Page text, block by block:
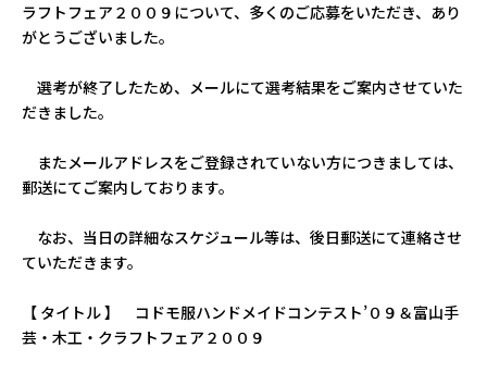
ラフトフェア２００９について、多くのご応募をいただき、あり
がとうございました。
選考が終了したため、メールにて選考結果をご案内させていた
だきました。
またメールアドレスをご登録されていない方につきましては、
郵送にてご案内しております。
なお、当日の詳細なスケジュール等は、後日郵送にて連絡させ
ていただきます。
【 タイトル 】 コドモ服ハンドメイドコンテスト’０９＆富山手
芸・木工・クラフトフェア２００９